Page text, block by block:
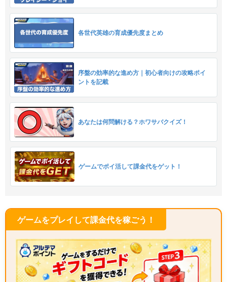
各世代英雄の育成優先度まとめ
序盤の効率的な進め方｜初心者向けの攻略ポイ
ントを記載
あなたは何問解ける？ホワサバクイズ！
ゲームでポイ活して課金代をゲット！
ゲームをプレイして課金代を稼ごう！